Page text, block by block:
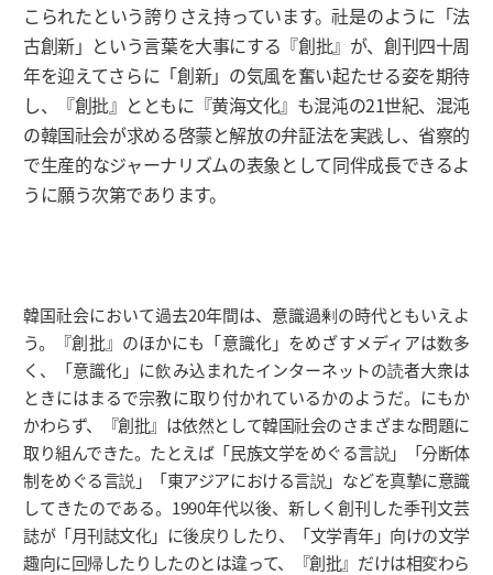
こられたという誇りさえ持っています。社是のように「法
古創新」という言葉を大事にする『創批』が、創刊四十周
年を迎えてさらに「創新」の気風を奮い起たせる姿を期待
し、『創批』とともに『黄海文化』も混沌の21世紀、混沌
の韓国社会が求める啓蒙と解放の弁証法を実践し、省察的
で生産的なジャーナリズムの表象として同伴成長できるよ
うに願う次第であります。
韓国社会において過去20年間は、意識過剰の時代ともいえよ
う。『創批』のほかにも「意識化」をめざすメディアは数多
く、「意識化」に飲み込まれたインターネットの読者大衆は
ときにはまるで宗教に取り付かれているかのようだ。にもか
かわらず、『創批』は依然として韓国社会のさまざまな問題に
取り組んできた。たとえば「民族文学をめぐる言説」「分断体
制をめぐる言説」「東アジアにおける言説」などを真摯に意識
してきたのである。1990年代以後、新しく創刊した季刊文芸
誌が「月刊誌文化」に後戻りしたり、「文学青年」向けの文学
趣向に回帰したりしたのとは違って、『創批』だけは相変わら